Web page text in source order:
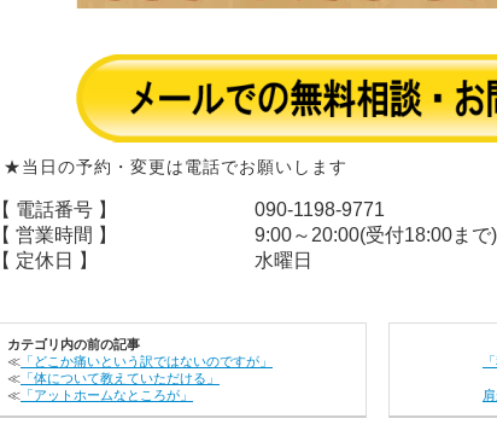
★当日の予約・変更は電話でお願いします
【 電話番号 】
090-1198-9771
【 営業時間 】
9:00～20:00(受付18:00まで)
【 定休日 】
水曜日
カテゴリ内の前の記事
≪ 「どこか痛いという訳ではないのですが」
≪ 「体について教えていただける」
≪ 「アットホームなところが」